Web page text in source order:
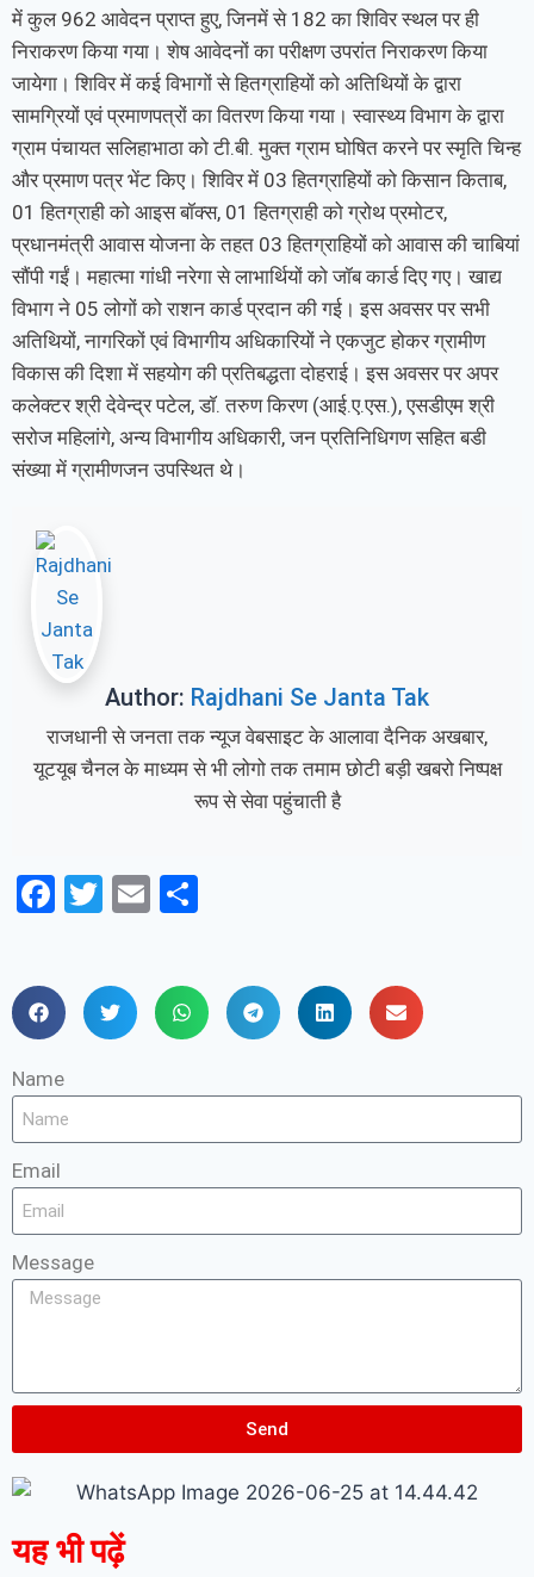
में कुल 962 आवेदन प्राप्त हुए, जिनमें से 182 का शिविर स्थल पर ही
निराकरण किया गया। शेष आवेदनों का परीक्षण उपरांत निराकरण किया
जायेगा। शिविर में कई विभागों से हितग्राहियों को अतिथियों के द्वारा
सामग्रियों एवं प्रमाणपत्रों का वितरण किया गया। स्वास्थ्य विभाग के द्वारा
ग्राम पंचायत सलिहाभाठा को टी.बी. मुक्त ग्राम घोषित करने पर स्मृति चिन्ह
और प्रमाण पत्र भेंट किए। शिविर में 03 हितग्राहियों को किसान किताब,
01 हितग्राही को आइस बॉक्स, 01 हितग्राही को ग्रोथ प्रमोटर,
प्रधानमंत्री आवास योजना के तहत 03 हितग्राहियों को आवास की चाबियां
सौंपी गईं। महात्मा गांधी नरेगा से लाभार्थियों को जॉब कार्ड दिए गए। खाद्य
विभाग ने 05 लोगों को राशन कार्ड प्रदान की गई। इस अवसर पर सभी
अतिथियों, नागरिकों एवं विभागीय अधिकारियों ने एकजुट होकर ग्रामीण
विकास की दिशा में सहयोग की प्रतिबद्धता दोहराई। इस अवसर पर अपर
कलेक्टर श्री देवेन्द्र पटेल, डाॅ. तरुण किरण (आई.ए.एस.), एसडीएम श्री
सरोज महिलांगे, अन्य विभागीय अधिकारी, जन प्रतिनिधिगण सहित बडी
संख्या में ग्रामीणजन उपस्थित थे।
Author: Rajdhani Se Janta Tak
राजधानी से जनता तक न्यूज वेबसाइट के आलावा दैनिक अखबार,
यूटयूब चैनल के माध्यम से भी लोगो तक तमाम छोटी बड़ी खबरो निष्पक्ष
रूप से सेवा पहुंचाती है
Facebook
Twitter
Email
Name
Email
Message
Send
यह भी पढ़ें